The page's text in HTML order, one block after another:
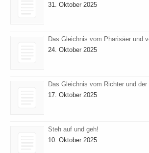
31. Oktober 2025
Das Gleichnis vom Pharisäer und
24. Oktober 2025
Das Gleichnis vom Richter und der
17. Oktober 2025
Steh auf und geh!
10. Oktober 2025